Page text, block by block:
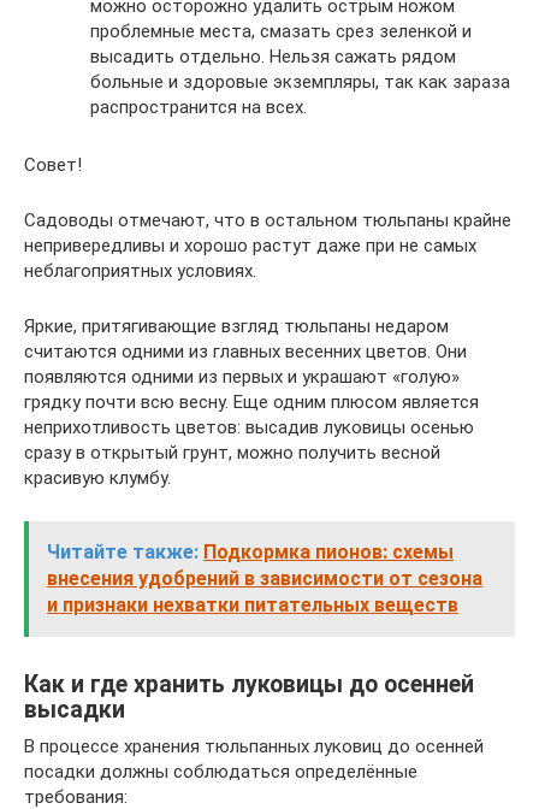
можно осторожно удалить острым ножом
проблемные места, смазать срез зеленкой и
высадить отдельно. Нельзя сажать рядом
больные и здоровые экземпляры, так как зараза
распространится на всех.
Совет!
Садоводы отмечают, что в остальном тюльпаны крайне
непривередливы и хорошо растут даже при не самых
неблагоприятных условиях.
Яркие, притягивающие взгляд тюльпаны недаром
считаются одними из главных весенних цветов. Они
появляются одними из первых и украшают «голую»
грядку почти всю весну. Еще одним плюсом является
неприхотливость цветов: высадив луковицы осенью
сразу в открытый грунт, можно получить весной
красивую клумбу.
Читайте также: Подкормка пионов: схемы
внесения удобрений в зависимости от сезона
и признаки нехватки питательных веществ
Как и где хранить луковицы до осенней
высадки
В процессе хранения тюльпанных луковиц до осенней
посадки должны соблюдаться определённые
требования: